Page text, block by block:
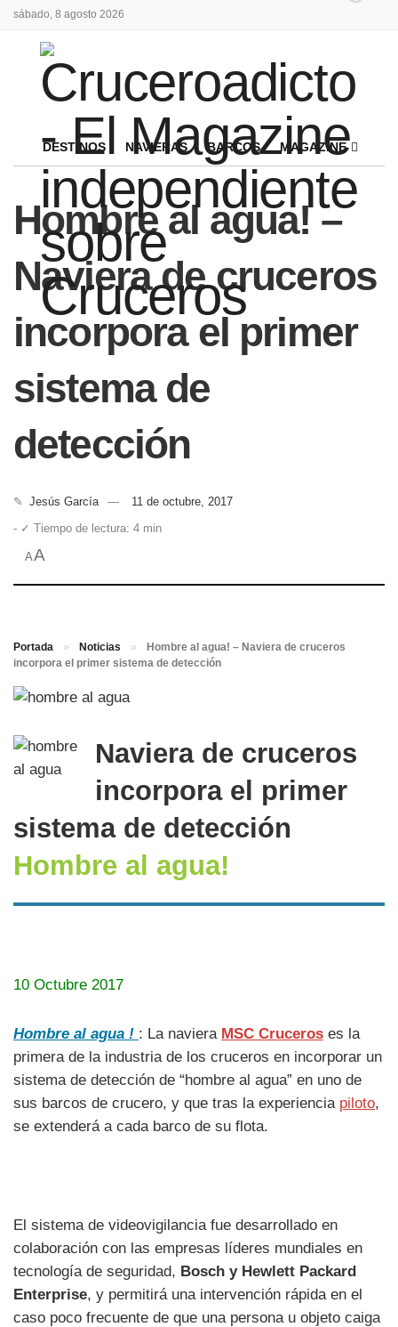
sábado, 8 agosto 2026
DESTINOS NAVIERAS BARCOS MAGAZINE
Hombre al agua! –
Naviera de cruceros
incorpora el primer
sistema de
detección
✎ Jesús García
11 de octubre, 2017
- ✓ Tiempo de lectura: 4 min
AA
Portada » Noticias »
Hombre al agua! – Naviera de cruceros
incorpora el primer sistema de detección
Naviera de cruceros
incorpora el primer
sistema de detección
Hombre al agua!
10 Octubre 2017
Hombre al agua ! : La naviera MSC Cruceros es la
primera de la industria de los cruceros en incorporar un
sistema de detección de “hombre al agua” en uno de
sus barcos de crucero, y que tras la experiencia piloto,
se extenderá a cada barco de su flota.
El sistema de videovigilancia fue desarrollado en
colaboración con las empresas líderes mundiales en
tecnología de seguridad, Bosch y Hewlett Packard
Enterprise, y permitirá una intervención rápida en el
caso poco frecuente de que una persona u objeto caiga